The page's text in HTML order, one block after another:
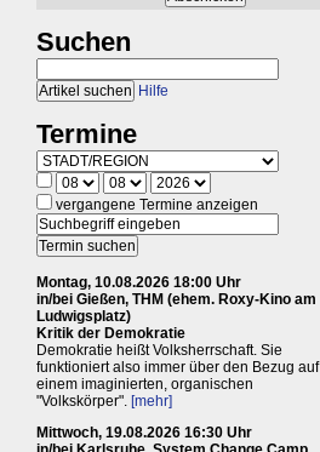
Suchen
Hilfe
Termine
vergangene Termine anzeigen
Montag, 10.08.2026 18:00 Uhr
in/bei Gießen, THM (ehem. Roxy-Kino am
Ludwigsplatz)
Kritik der Demokratie
Demokratie heißt Volksherrschaft. Sie
funktioniert also immer über den Bezug auf
einem imaginierten, organischen
"Volkskörper". [mehr]
Mittwoch, 19.08.2026 16:30 Uhr